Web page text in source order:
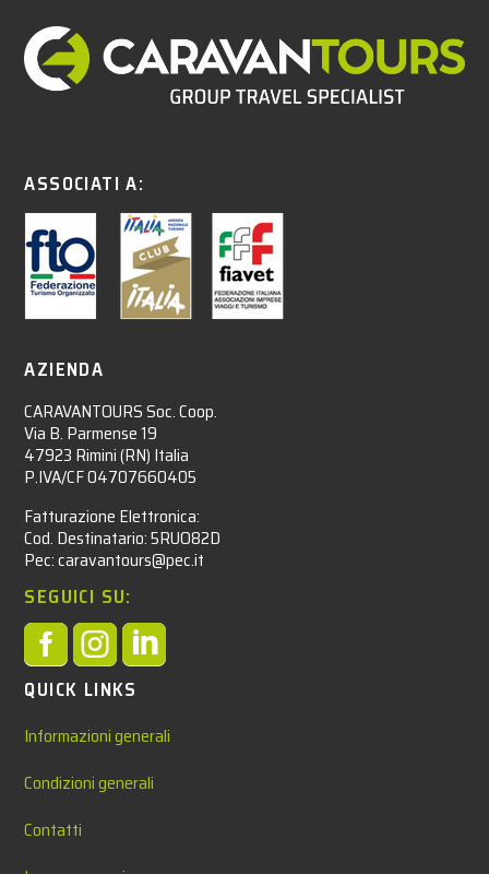
ASSOCIATI A:
AZIENDA
CARAVANTOURS Soc. Coop.
Via B. Parmense 19
47923 Rimini (RN) Italia
P.IVA/CF 04707660405
Fatturazione Elettronica:
Cod. Destinatario: 5RUO82D
Pec: caravantours@pec.it
SEGUICI SU:

QUICK LINKS
Informazioni generali
Condizioni generali
Contatti